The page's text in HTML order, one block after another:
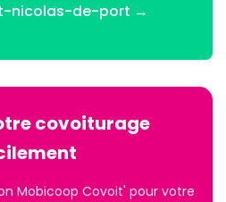
nicolas-de-port →
covoiturage
Mobicoop Covoit' pour votre